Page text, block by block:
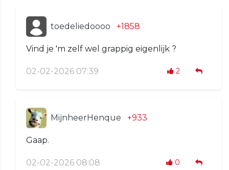
toedeliedoooo +1858
Vind je 'm zelf wel grappig eigenlijk ?
02-02-2026 07:39 2
MijnheerHenque +933
Gaap.
02-02-2026 08:08 0